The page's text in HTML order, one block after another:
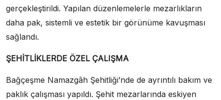
gerçekleştirildi. Yapılan düzenlemelerle mezarlıkların
daha pak, sistemli ve estetik bir görünüme kavuşması
sağlandı.
ŞEHİTLİKLERDE ÖZEL ÇALIŞMA
Bağçeşme Namazgâh Şehitliği’nde de ayrıntılı bakım ve
paklık çalışması yapıldı. Şehit mezarlarında eskiyen